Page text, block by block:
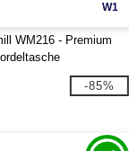
W1
WM216 - Premium
-85%